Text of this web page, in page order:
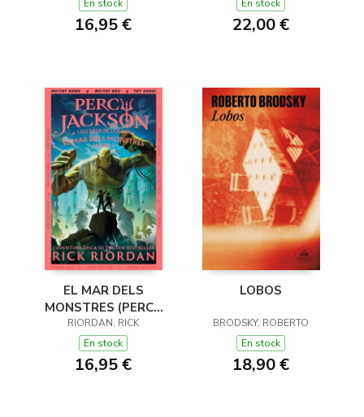
En stock
16,95 €
En stock
22,00 €
EL MAR DELS
MONSTRES (PERCY
JACKSON I ELS DÉUS
DE L'OLIMP 2)
RIORDAN, RICK
En stock
16,95 €
LOBOS
BRODSKY, ROBERTO
En stock
18,90 €